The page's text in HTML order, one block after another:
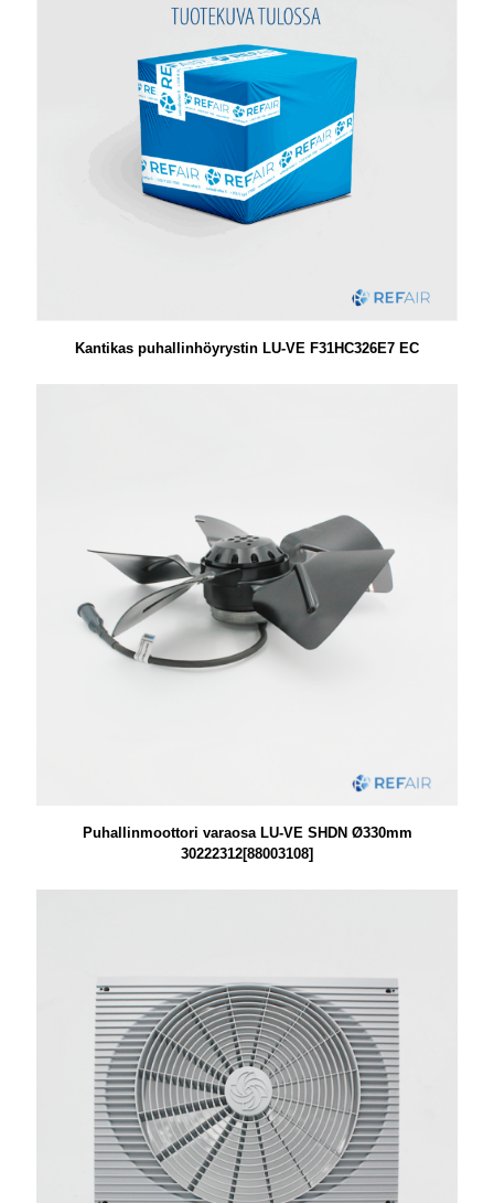
Kantikas puhallinhöyrystin LU-VE F31HC326E7 EC
Puhallinmoottori varaosa LU-VE SHDN Ø330mm
30222312[88003108]